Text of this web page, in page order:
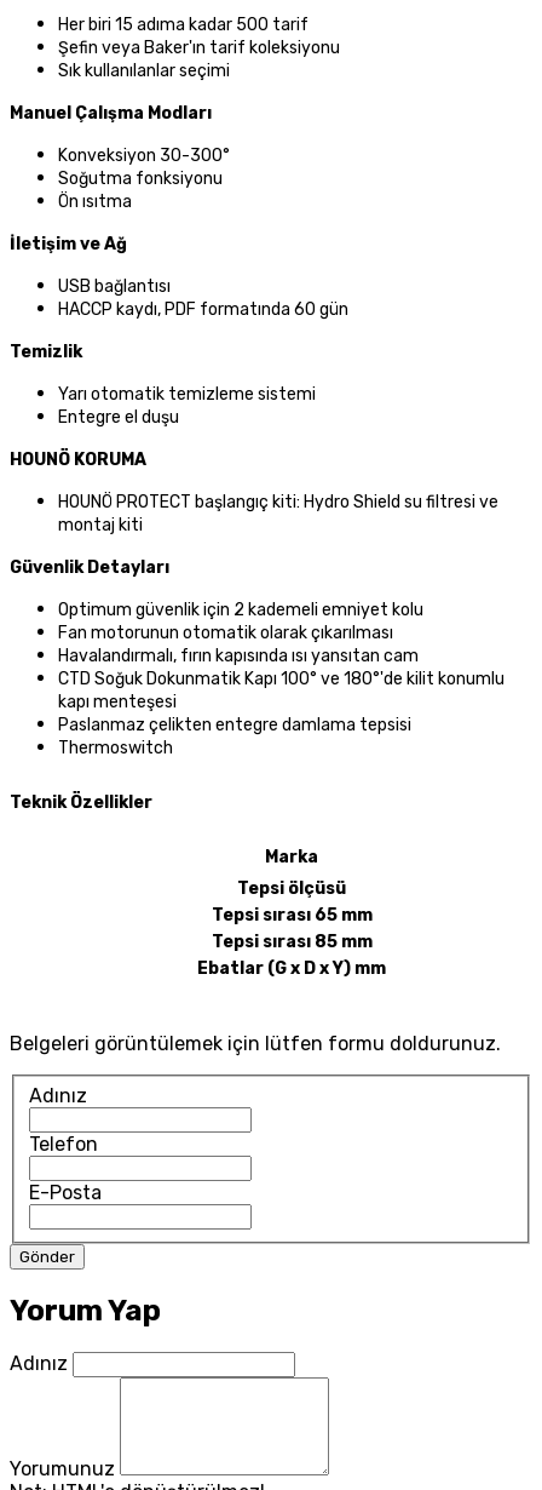
Her biri 15 adıma kadar 500 tarif
Şefin veya Baker'ın tarif koleksiyonu
Sık kullanılanlar seçimi
Manuel Çalışma Modları
Konveksiyon 30-300°
Soğutma fonksiyonu
Ön ısıtma
İletişim ve Ağ
USB bağlantısı
HACCP kaydı, PDF formatında 60 gün
Temizlik
Yarı otomatik temizleme sistemi
Entegre el duşu
HOUNÖ KORUMA
HOUNÖ PROTECT başlangıç kiti: Hydro Shield su filtresi ve
montaj kiti
Güvenlik Detayları
Optimum güvenlik için 2 kademeli emniyet kolu
Fan motorunun otomatik olarak çıkarılması
Havalandırmalı, fırın kapısında ısı yansıtan cam
CTD Soğuk Dokunmatik Kapı 100° ve 180°'de kilit konumlu
kapı menteşesi
Paslanmaz çelikten entegre damlama tepsisi
Thermoswitch
Teknik Özellikler
Marka
Tepsi ölçüsü
Tepsi sırası 65 mm
Tepsi sırası 85 mm
Ebatlar (G x D x Y) mm
Belgeleri görüntülemek için lütfen formu doldurunuz.
Adınız
Telefon
E-Posta
Yorum Yap
Adınız
Yorumunuz